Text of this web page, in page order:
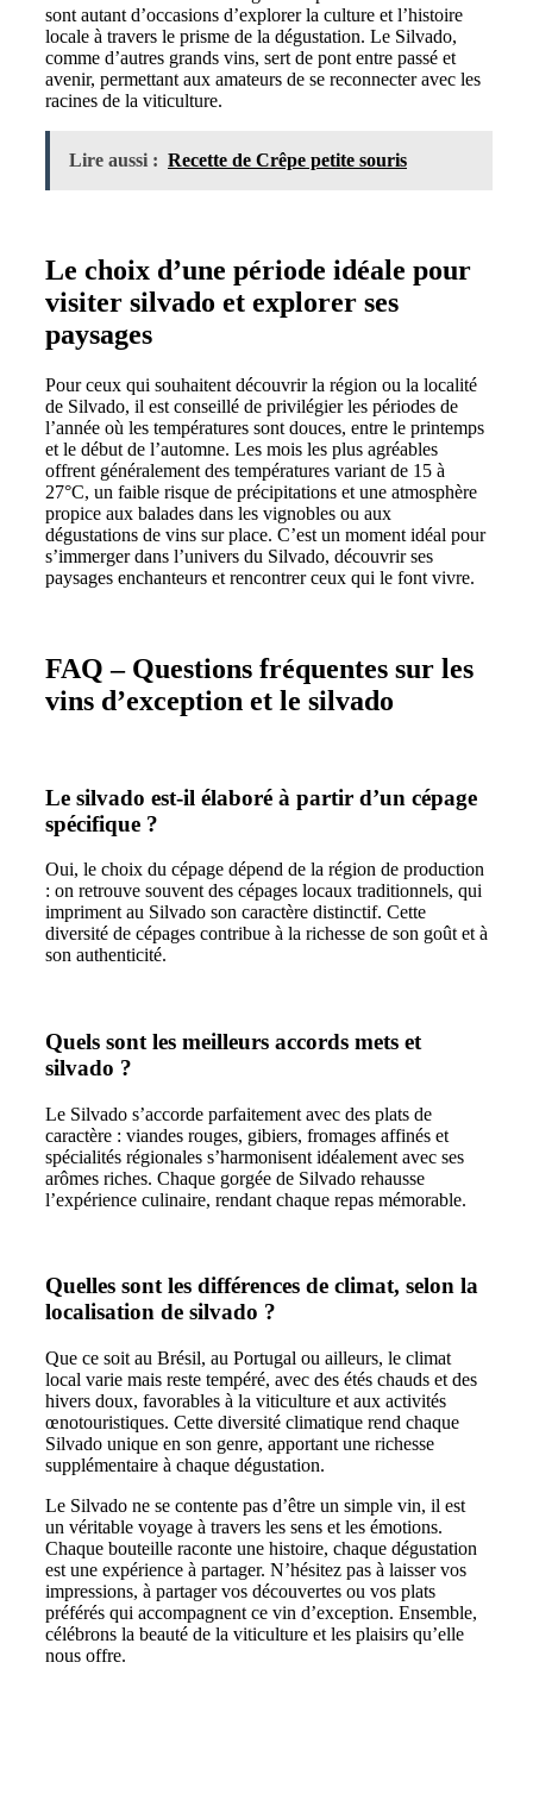
sont autant d’occasions d’explorer la culture et l’histoire
locale à travers le prisme de la dégustation. Le Silvado,
comme d’autres grands vins, sert de pont entre passé et
avenir, permettant aux amateurs de se reconnecter avec les
racines de la viticulture.
Lire aussi : Recette de Crêpe petite souris
Le choix d’une période idéale pour
visiter silvado et explorer ses
paysages
Pour ceux qui souhaitent découvrir la région ou la localité
de Silvado, il est conseillé de privilégier les périodes de
l’année où les températures sont douces, entre le printemps
et le début de l’automne. Les mois les plus agréables
offrent généralement des températures variant de 15 à
27°C, un faible risque de précipitations et une atmosphère
propice aux balades dans les vignobles ou aux
dégustations de vins sur place. C’est un moment idéal pour
s’immerger dans l’univers du Silvado, découvrir ses
paysages enchanteurs et rencontrer ceux qui le font vivre.
FAQ – Questions fréquentes sur les
vins d’exception et le silvado
Le silvado est-il élaboré à partir d’un cépage
spécifique ?
Oui, le choix du cépage dépend de la région de production
: on retrouve souvent des cépages locaux traditionnels, qui
impriment au Silvado son caractère distinctif. Cette
diversité de cépages contribue à la richesse de son goût et à
son authenticité.
Quels sont les meilleurs accords mets et
silvado ?
Le Silvado s’accorde parfaitement avec des plats de
caractère : viandes rouges, gibiers, fromages affinés et
spécialités régionales s’harmonisent idéalement avec ses
arômes riches. Chaque gorgée de Silvado rehausse
l’expérience culinaire, rendant chaque repas mémorable.
Quelles sont les différences de climat, selon la
localisation de silvado ?
Que ce soit au Brésil, au Portugal ou ailleurs, le climat
local varie mais reste tempéré, avec des étés chauds et des
hivers doux, favorables à la viticulture et aux activités
œnotouristiques. Cette diversité climatique rend chaque
Silvado unique en son genre, apportant une richesse
supplémentaire à chaque dégustation.
Le Silvado ne se contente pas d’être un simple vin, il est
un véritable voyage à travers les sens et les émotions.
Chaque bouteille raconte une histoire, chaque dégustation
est une expérience à partager. N’hésitez pas à laisser vos
impressions, à partager vos découvertes ou vos plats
préférés qui accompagnent ce vin d’exception. Ensemble,
célébrons la beauté de la viticulture et les plaisirs qu’elle
nous offre.